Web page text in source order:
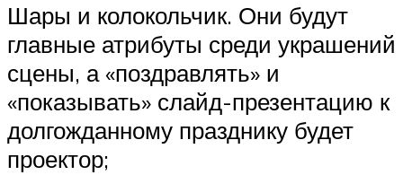
Шары и колокольчик. Они будут
главные атрибуты среди украшений
сцены, а «поздравлять» и
«показывать» слайд-презентацию к
долгожданному празднику будет
проектор;